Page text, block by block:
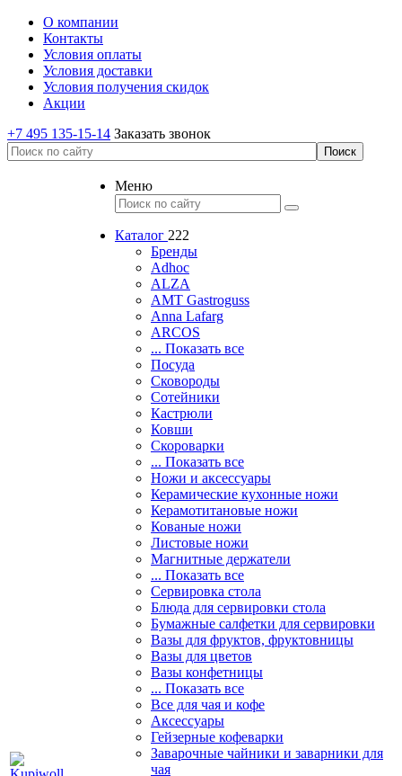
О компании
Контакты
Условия оплаты
Условия доставки
Условия получения скидок
Акции
+7 495 135-15-14 Заказать звонок
Меню
Каталог 222
Бренды
Adhoc
ALZA
AMT Gastroguss
Anna Lafarg
ARCOS
... Показать все
Посуда
Сковороды
Сотейники
Кастрюли
Ковши
Скороварки
... Показать все
Ножи и аксессуары
Керамические кухонные ножи
Керамотитановые ножи
Кованые ножи
Листовые ножи
Магнитные держатели
... Показать все
Сервировка стола
Блюда для сервировки стола
Бумажные салфетки для сервировки
Вазы для фруктов, фруктовницы
Вазы для цветов
Вазы конфетницы
... Показать все
Все для чая и кофе
Аксессуары
Гейзерные кофеварки
Заварочные чайники и заварники для
чая